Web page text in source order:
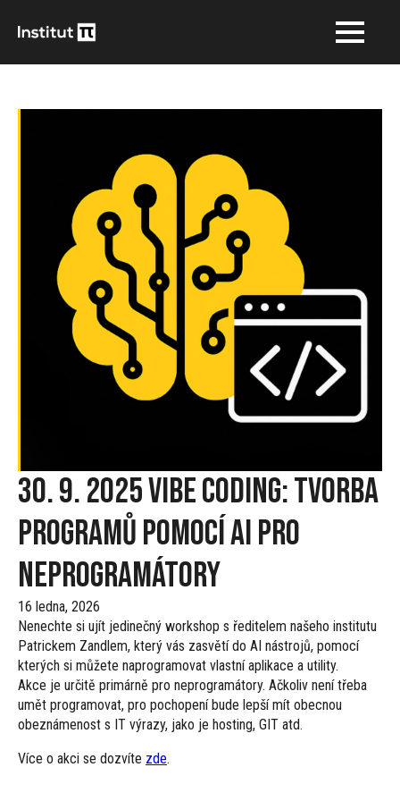
30. 9. 2025 Vibe coding: Tvorba
programů pomocí AI pro
neprogramátory
16 ledna, 2026
Nenechte si ujít jedinečný workshop s ředitelem našeho institutu
Patrickem Zandlem, který vás zasvětí do AI nástrojů, pomocí
kterých si můžete naprogramovat vlastní aplikace a utility.
Akce je určitě primárně pro neprogramátory. Ačkoliv není třeba
umět programovat, pro pochopení bude lepší mít obecnou
obeznámenost s IT výrazy, jako je hosting, GIT atd.
Více o akci se dozvíte zde.